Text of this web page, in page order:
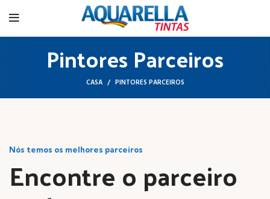
Pintores Parceiros
CASA PINTORES PARCEIROS
Nós temos os melhores parceiros
Encontre o parceiro